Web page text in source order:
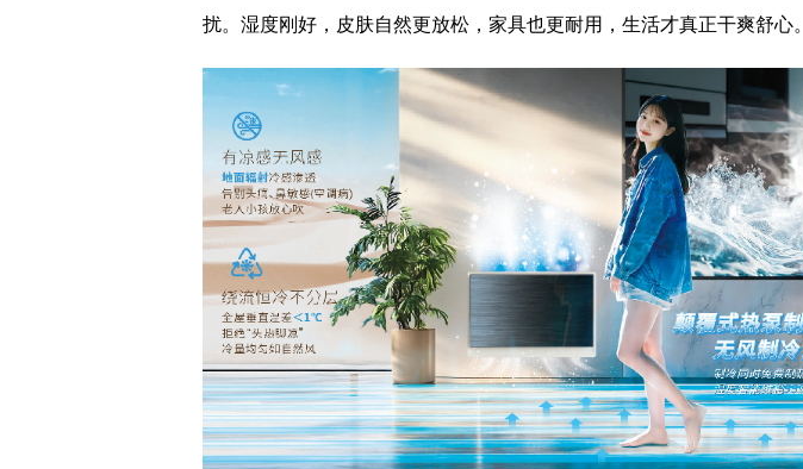
扰。湿度刚好，皮肤自然更放松，家具也更耐用，生活才真正干爽舒心。